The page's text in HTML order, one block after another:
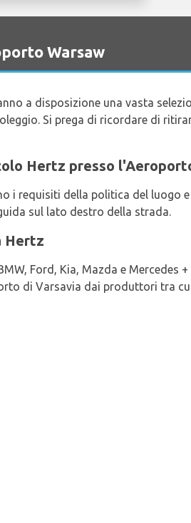
Warsaw
a disposizione una vasta
Si prega di ricordare di
Hertz presso
i requisiti della politica del luogo
sul lato destro della strada.
Hertz
Ford, Kia, Mazda e Mercedes
di Varsavia dai produttori tra